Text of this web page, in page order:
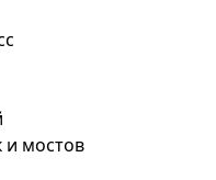
и мостов